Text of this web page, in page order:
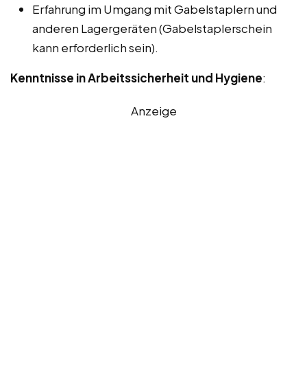
Erfahrung im Umgang mit Gabelstaplern und
anderen Lagergeräten (Gabelstaplerschein
kann erforderlich sein).
Kenntnisse in Arbeitssicherheit und Hygiene:
Anzeige